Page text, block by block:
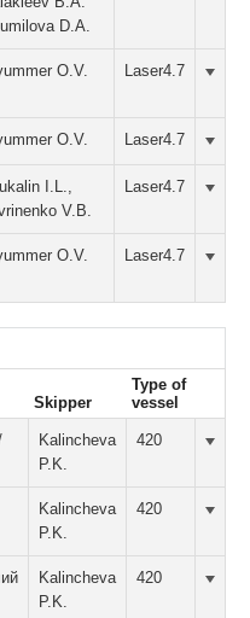
D.A.
O.V. Laser4.7
O.V. Laser4.7
I.L.,
V.B.
Laser4.7
O.V. Laser4.7
Skipper
Type of
vessel
Kalincheva
P.K.
420
Kalincheva
P.K.
420
Kalincheva
P.K.
420